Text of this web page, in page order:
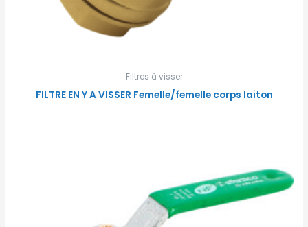
Filtres à visser
FILTRE EN Y A VISSER Femelle/femelle corps laiton